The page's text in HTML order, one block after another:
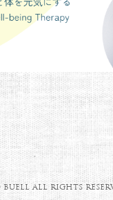
ALL RIGHTS